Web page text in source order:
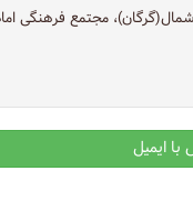
مجتمع فرهنگی